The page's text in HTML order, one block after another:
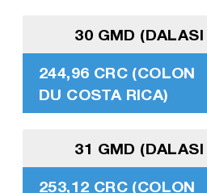
30 GMD
244,96 CRC (COLON
DU COSTA RICA)
31 GMD
253,12 CRC (COLON